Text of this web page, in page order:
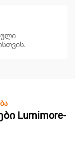
Lumimore-